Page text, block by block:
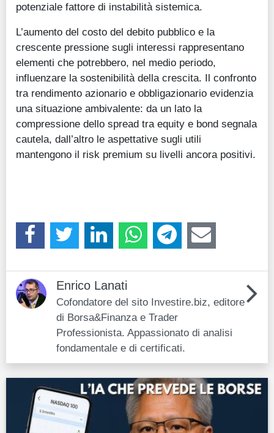
potenziale fattore di instabilità sistemica.
L’aumento del costo del debito pubblico e la
crescente pressione sugli interessi rappresentano
elementi che potrebbero, nel medio periodo,
influenzare la sostenibilità della crescita. Il confronto
tra rendimento azionario e obbligazionario evidenzia
una situazione ambivalente: da un lato la
compressione dello spread tra equity e bond segnala
cautela, dall’altro le aspettative sugli utili
mantengono il risk premium su livelli ancora positivi.
Enrico Lanati
Cofondatore del sito Investire.biz, editore
di Borsa&Finanza e Trader
Professionista. Appassionato di analisi
fondamentale e di certificati.